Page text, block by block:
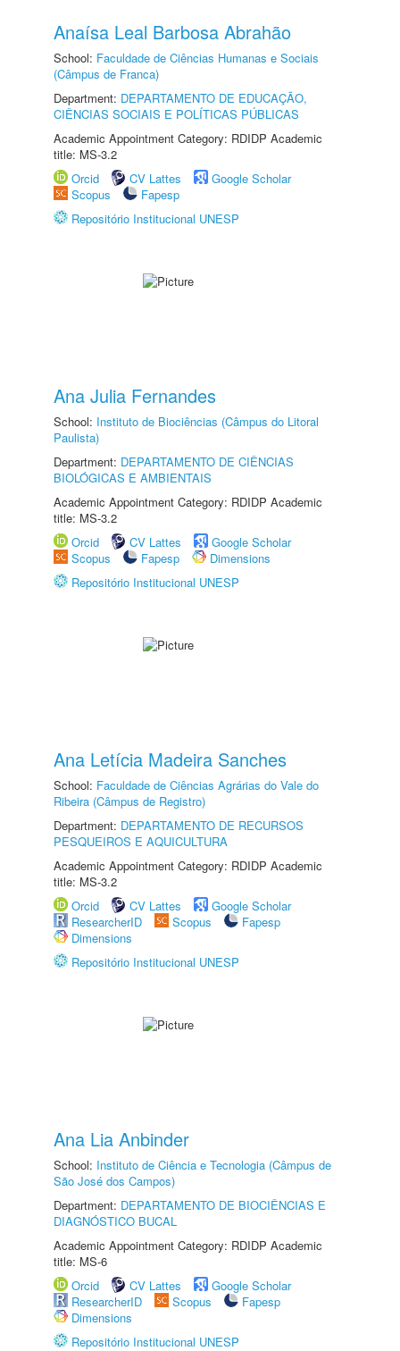
Anaísa Leal Barbosa Abrahão
School: Faculdade de Ciências Humanas e Sociais
(Câmpus de Franca)
Department: DEPARTAMENTO DE EDUCAÇÃO,
CIÊNCIAS SOCIAIS E POLÍTICAS PÚBLICAS
Academic Appointment Category: RDIDP Academic
title: MS-3.2
Orcid
CV Lattes
Google Scholar
Scopus
Fapesp
Repositório Institucional UNESP
Ana Julia Fernandes
School: Instituto de Biociências (Câmpus do Litoral
Paulista)
Department: DEPARTAMENTO DE CIÊNCIAS
BIOLÓGICAS E AMBIENTAIS
Academic Appointment Category: RDIDP Academic
title: MS-3.2
Orcid
CV Lattes
Google Scholar
Scopus
Fapesp
Dimensions
Repositório Institucional UNESP
Ana Letícia Madeira Sanches
School: Faculdade de Ciências Agrárias do Vale do
Ribeira (Câmpus de Registro)
Department: DEPARTAMENTO DE RECURSOS
PESQUEIROS E AQUICULTURA
Academic Appointment Category: RDIDP Academic
title: MS-3.2
Orcid
CV Lattes
Google Scholar
ResearcherID
Scopus
Fapesp
Dimensions
Repositório Institucional UNESP
Ana Lia Anbinder
School: Instituto de Ciência e Tecnologia (Câmpus de
São José dos Campos)
Department: DEPARTAMENTO DE BIOCIÊNCIAS E
DIAGNÓSTICO BUCAL
Academic Appointment Category: RDIDP Academic
title: MS-6
Orcid
CV Lattes
Google Scholar
ResearcherID
Scopus
Fapesp
Dimensions
Repositório Institucional UNESP